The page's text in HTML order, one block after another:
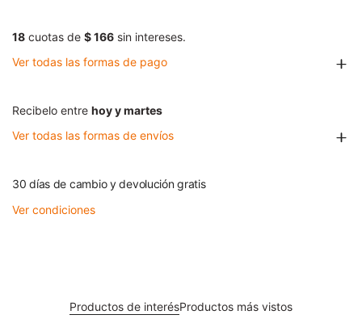
18 cuotas de $ 166 sin intereses.
Ver todas las formas de pago
Recibelo entre hoy y martes
Ver todas las formas de envíos
30 días de cambio y devolución gratis
Ver condiciones
Productos de interésProductos más vistos